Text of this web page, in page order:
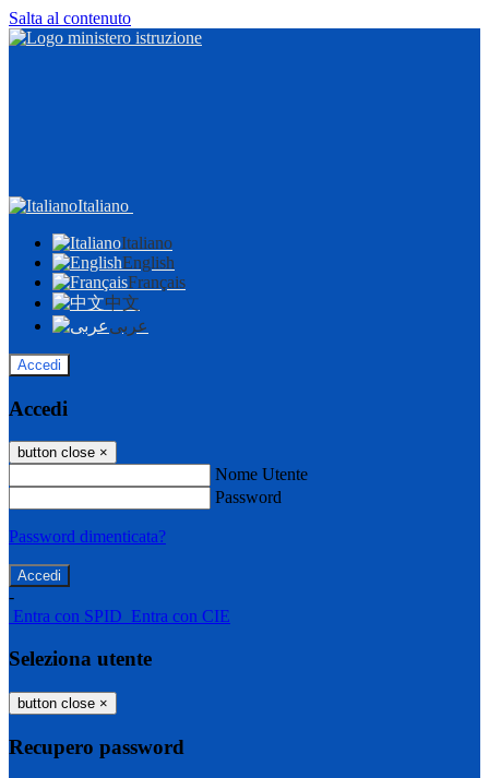
Salta al contenuto
Italiano
Italiano
English
Français
中文
عربى
Accedi
Accedi
button close ×
Nome Utente
Password
Password dimenticata?
-
Entra con SPID Entra con CIE
Seleziona utente
button close ×
Recupero password